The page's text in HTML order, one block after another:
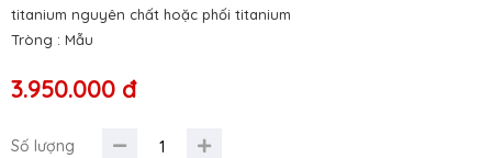
titanium nguyên chất hoặc phối titanium
Tròng : Mẫu
3.950.000 đ
Số lượng